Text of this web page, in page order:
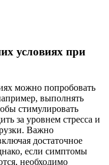
условиях при
можно попробовать
выполнять
стимулировать
за уровнем стресса и
Важно
достаточное
если симптомы
необходимо